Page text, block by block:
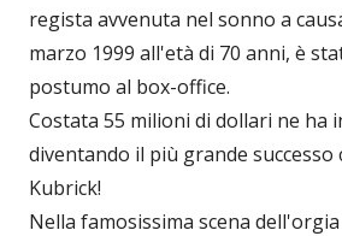
regista avvenuta nel sonno a
marzo 1999 all'età di 70 anni, è
postumo al box-office.
Costata 55 milioni di dollari ne ha
diventando il più grande successo
Kubrick!
Nella famosissima scena